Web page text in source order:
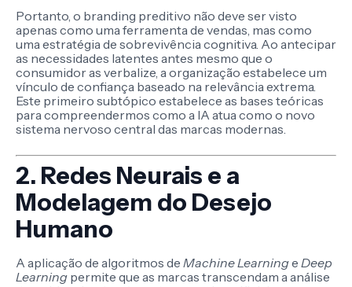
Portanto, o branding preditivo não deve ser visto
apenas como uma ferramenta de vendas, mas como
uma estratégia de sobrevivência cognitiva. Ao antecipar
as necessidades latentes antes mesmo que o
consumidor as verbalize, a organização estabelece um
vínculo de confiança baseado na relevância extrema.
Este primeiro subtópico estabelece as bases teóricas
para compreendermos como a IA atua como o novo
sistema nervoso central das marcas modernas.
2. Redes Neurais e a
Modelagem do Desejo
Humano
A aplicação de algoritmos de Machine Learninge Deep
Learning permite que as marcas transcendam a análise